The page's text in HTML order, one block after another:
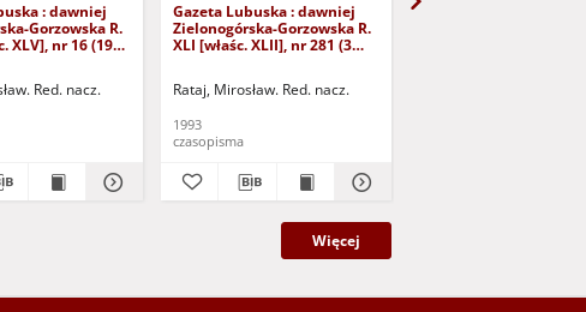
: dawniej
Gorzowska R.
XLV], nr 16 (19
Red. nacz.
Gazeta Lubuska : dawniej
Zielonogórska-Gorzowska R.
XLI [właśc. XLII], nr 281 (3
Rataj, Mirosław. Red. nacz.
1993
czasopisma
Więcej